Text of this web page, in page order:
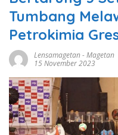
Tumbang
Petrokimia
Lensamagetan-Magetan
15 November 2023